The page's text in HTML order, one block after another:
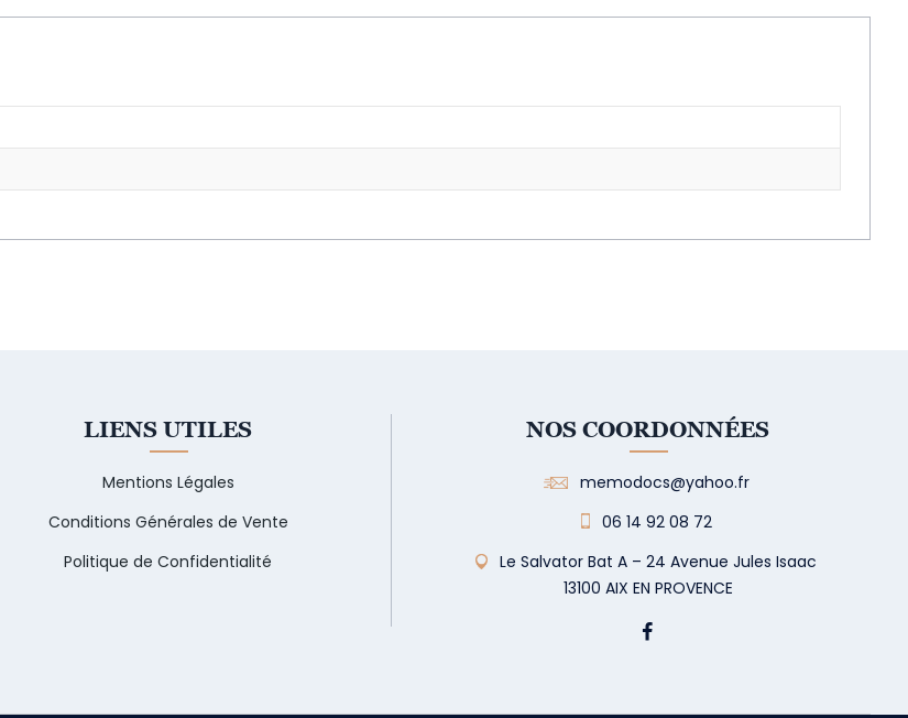
LIENS UTILES
Mentions Légales
Conditions Générales de Vente
Politique de Confidentialité
NOS COORDONNÉES
memodocs@yahoo.fr
06 14 92 08 72
Le Salvator Bat A – 24 Avenue Jules Isaac
13100 AIX EN PROVENCE